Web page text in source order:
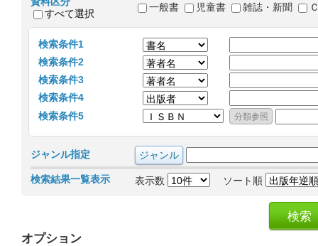
すべて選択
一般書 児童書 雑誌・新聞
検索条件1
検索条件2
検索条件3
検索条件4
検索条件5
ジャンル指定
検索結果一覧表示 表示数 ソート順
オプション